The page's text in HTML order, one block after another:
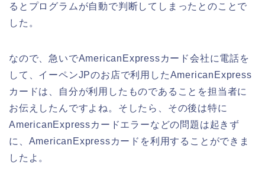
るとプログラムが自動で判断してしまったとのことで
した。
なので、急いでAmericanExpressカード会社に電話を
して、イーペンJPのお店で利用したAmericanExpress
カードは、自分が利用したものであることを担当者に
お伝えしたんですよね。そしたら、その後は特に
AmericanExpressカードエラーなどの問題は起きず
に、AmericanExpressカードを利用することができま
したよ。